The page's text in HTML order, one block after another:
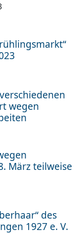
wegen
März teilweise
des
1927 e. V.